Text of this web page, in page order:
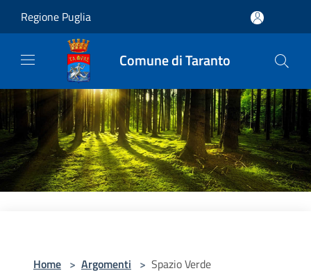
Regione Puglia
Comune di Taranto
Home > Argomenti > Spazio Verde